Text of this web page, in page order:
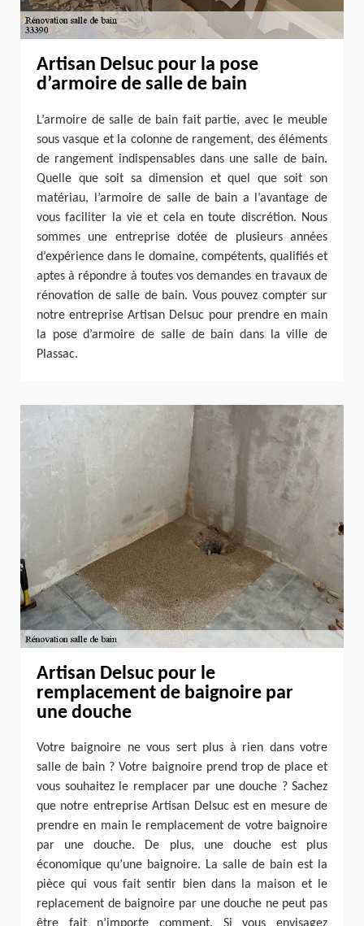
Artisan Delsuc pour la pose
d’armoire de salle de bain
L’armoire de salle de bain fait partie, avec le meuble
sous vasque et la colonne de rangement, des éléments
de rangement indispensables dans une salle de bain.
Quelle que soit sa dimension et quel que soit son
matériau, l’armoire de salle de bain a l’avantage de
vous faciliter la vie et cela en toute discrétion. Nous
sommes une entreprise dotée de plusieurs années
d’expérience dans le domaine, compétents, qualifiés et
aptes à répondre à toutes vos demandes en travaux de
rénovation de salle de bain. Vous pouvez compter sur
notre entreprise Artisan Delsuc pour prendre en main
la pose d’armoire de salle de bain dans la ville de
Plassac.
Artisan Delsuc pour le
remplacement de baignoire par
une douche
Votre baignoire ne vous sert plus à rien dans votre
salle de bain ? Votre baignoire prend trop de place et
vous souhaitez le remplacer par une douche ? Sachez
que notre entreprise Artisan Delsuc est en mesure de
prendre en main le remplacement de votre baignoire
par une douche. De plus, une douche est plus
économique qu’une baignoire. La salle de bain est la
pièce qui vous fait sentir bien dans la maison et le
replacement de baignoire par une douche ne peut pas